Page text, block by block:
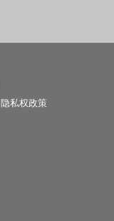
隐私权政策